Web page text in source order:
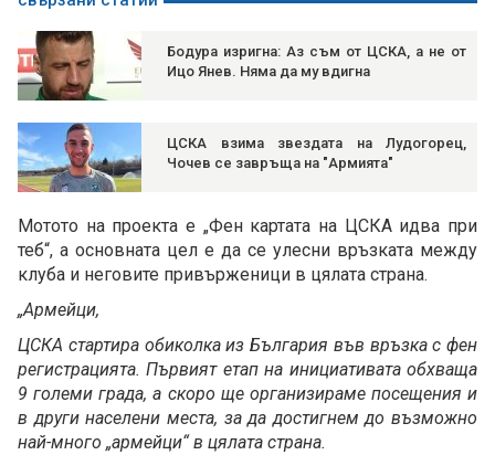
Бодура изригна: Аз съм от ЦСКА, а не от
Ицо Янев. Няма да му вдигна
ЦСКА взима звездата на Лудогорец,
Чочев се завръща на "Армията"
Мотото на проекта е „Фен картата на ЦСКА идва при
теб“, а основната цел е да се улесни връзката между
клуба и неговите привърженици в цялата страна.
„Армейци,
ЦСКА стартира обиколка из България във връзка с фен
регистрацията. Първият етап на инициативата обхваща
9 големи града, а скоро ще организираме посещения и
в други населени места, за да достигнем до възможно
най-много „армейци“ в цялата страна.